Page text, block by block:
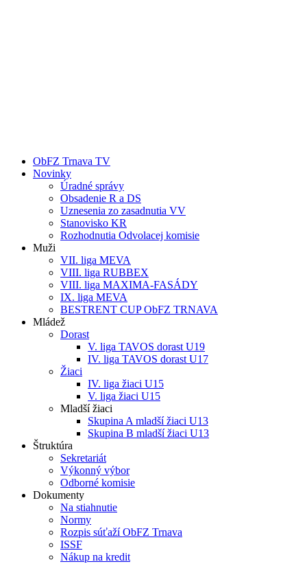
ObFZ Trnava TV
Novinky
Úradné správy
Obsadenie R a DS
Uznesenia zo zasadnutia VV
Stanovisko KR
Rozhodnutia Odvolacej komisie
Muži
VII. liga MEVA
VIII. liga RUBBEX
VIII. liga MAXIMA-FASÁDY
IX. liga MEVA
BESTRENT CUP ObFZ TRNAVA
Mládež
Dorast
V. liga TAVOS dorast U19
IV. liga TAVOS dorast U17
Žiaci
IV. liga žiaci U15
V. liga žiaci U15
Mladší žiaci
Skupina A mladší žiaci U13
Skupina B mladší žiaci U13
Štruktúra
Sekretariát
Výkonný výbor
Odborné komisie
Dokumenty
Na stiahnutie
Normy
Rozpis súťaží ObFZ Trnava
ISSF
Nákup na kredit